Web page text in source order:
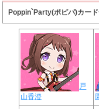
Poppin`Party(ポピパ)カー
戸
山香澄